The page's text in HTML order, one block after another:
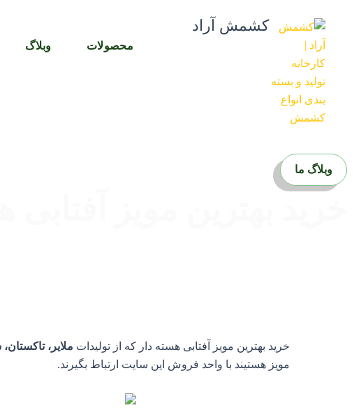
کشمش آراد
محصولات وبلاگ
وبلاگ ما
خرید بهترین مویز آفتابی هسته دار که از تولیدات ملایر،
مویز هستیند با واحد فروش این سایت ارتباط بگیرند.